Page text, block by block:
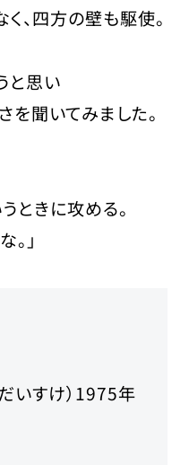
、四方の壁も駆使。
と思い
聞いてみました。
ときに攻める。
」
いすけ）1975年